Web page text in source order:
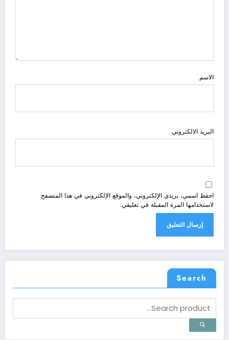
الاسم
البريد الالكتروني
احفظ اسمي، بريدي الإلكتروني، والموقع الإلكتروني في هذا المتصفح
لاستخدامها المرة المقبلة في تعليقي.
Search